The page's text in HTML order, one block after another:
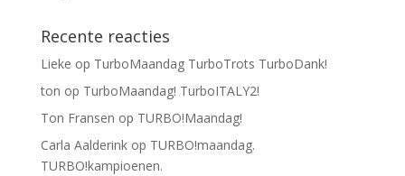
Recente reacties
Lieke op TurboMaandag TurboTrots TurboDank!
ton op TurboMaandag! TurboITALY2!
Ton Fransen op TURBO!Maandag!
Carla Aalderinkop TURBO!maandag.
TURBO!kampioenen.